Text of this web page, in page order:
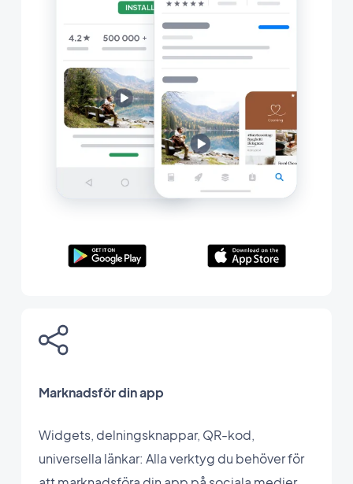
Marknadsför din app
Widgets, delningsknappar, QR-kod,
universella länkar: Alla verktyg du behöver för